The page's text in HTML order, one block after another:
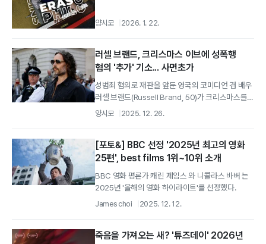
양시모 2026. 1. 22.
러셀 브랜드, 크리스마스 이브에 성폭행
혐의 '추가' 기소... 사면초가
성범죄 혐의로 재판을 앞둔 영국의 코미디언 겸 배우
러셀 브랜드(Russell Brand, 50)가 크리스마스를
하루 앞두고 또다시 검찰에...
양시모 2025. 12. 26.
[포토&] BBC 선정 '2025년 최고의 영화
25편', best films 1위~10위 소개
BBC 영화 평론가 캐린 제임스 와 니콜라스 바버 는
2025년 '올해의 영화 하이라이트'를 선정했다.
James choi 2025. 12. 12.
죽음을 가져오는 새? '튜즈데이' 2026년